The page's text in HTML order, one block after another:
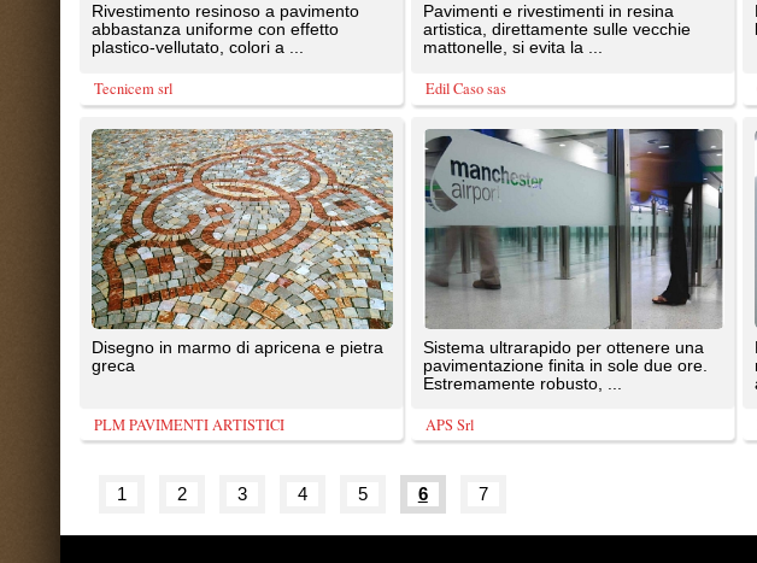
via A. Diaz, 1
20087 Robecco sul Naviglio (MI)
P.iva 03980840965
Tutte le immagini presenti sul portale sono di proprietà dei rispettivi